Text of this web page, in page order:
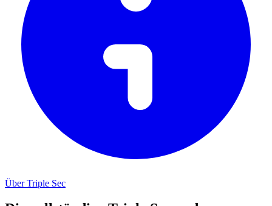
Über Triple Sec